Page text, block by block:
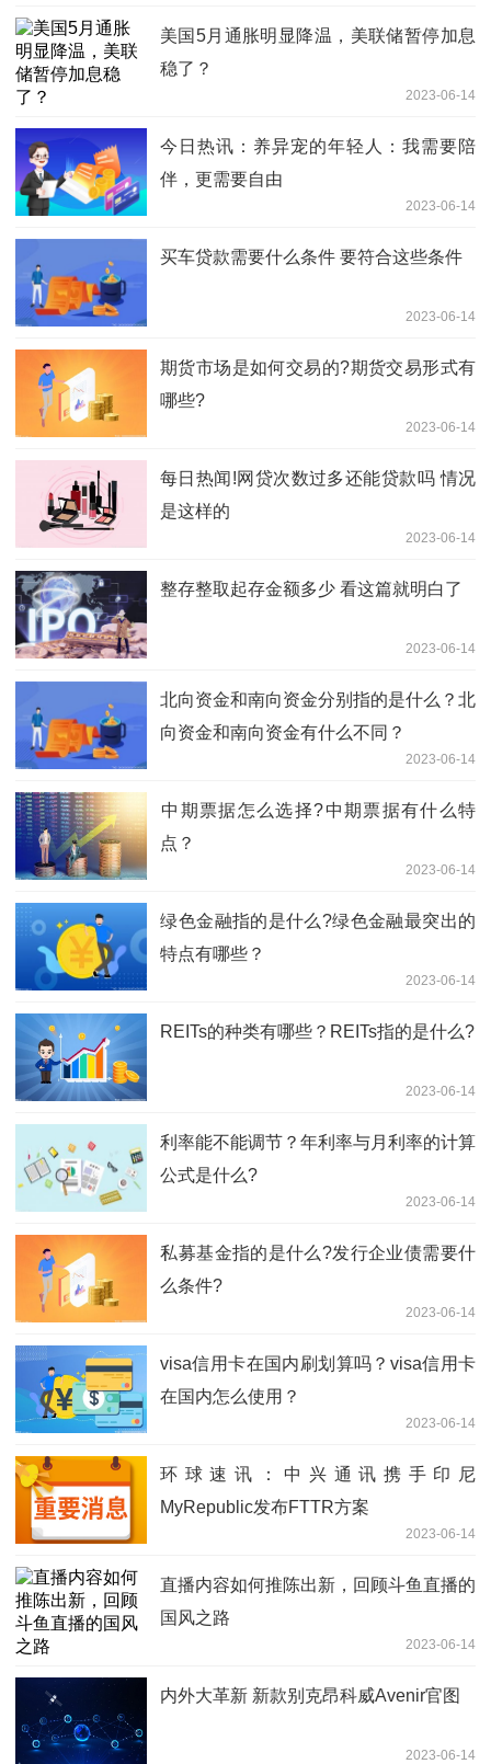
美国5月通胀明显降温，美联储暂停加息
稳了？
2023-06-14
今日热讯：养异宠的年轻人：我需要陪
伴，更需要自由
2023-06-14
买车贷款需要什么条件 要符合这些条件
2023-06-14
期货市场是如何交易的?期货交易形式有
哪些?
2023-06-14
每日热闻!网贷次数过多还能贷款吗 情况
是这样的
2023-06-14
整存整取起存金额多少 看这篇就明白了
2023-06-14
北向资金和南向资金分别指的是什么？北
向资金和南向资金有什么不同？
2023-06-14
​中期票据怎么选择?中期票据有什么特
点？
2023-06-14
​绿色金融指的是什么?绿色金融最突出的
特点有哪些？
2023-06-14
REITs的种类有哪些？REITs指的是什么?
2023-06-14
利率能不能调节？年利率与月利率的计算
公式是什么?
2023-06-14
​私募基金指的是什么?发行企业债需要什
么条件?
2023-06-14
visa信用卡在国内刷划算吗？visa信用卡
在国内怎么使用？
2023-06-14
环球速讯：中兴通讯携手印尼
MyRepublic发布FTTR方案
2023-06-14
直播内容如何推陈出新，回顾斗鱼直播的
国风之路
2023-06-14
内外大革新 新款别克昂科威Avenir官图
2023-06-14